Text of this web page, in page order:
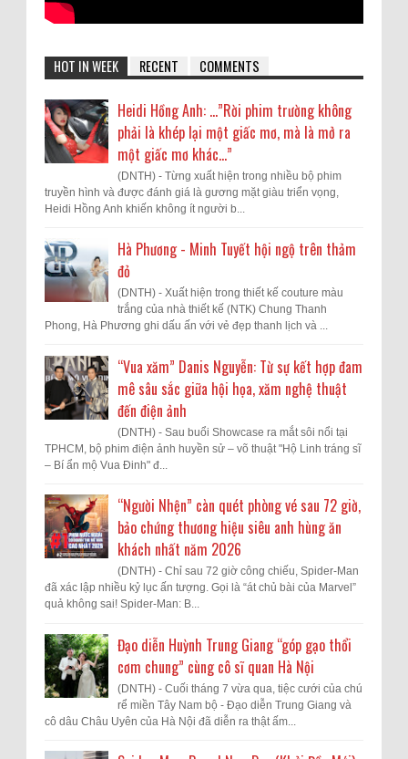
HOT IN WEEK RECENT COMMENTS
Heidi Hồng Anh: …”Rời phim trường không
phải là khép lại một giấc mơ, mà là mở ra
một giấc mơ khác...”
(DNTH) - Từng xuất hiện trong nhiều bộ phim
truyền hình và được đánh giá là gương mặt giàu triển vọng,
Heidi Hồng Anh khiến không ít người b...
Hà Phương - Minh Tuyết hội ngộ trên thảm
đỏ
(DNTH) - Xuất hiện trong thiết kế couture màu
trắng của nhà thiết kế (NTK) Chung Thanh
Phong, Hà Phương ghi dấu ấn với vẻ đẹp thanh lịch và ...
“Vua xăm” Danis Nguyễn: Từ sự kết hợp đam
mê sâu sắc giữa hội họa, xăm nghệ thuật
đến điện ảnh
(DNTH) - Sau buổi Showcase ra mắt sôi nổi tại
TPHCM, bộ phim điện ảnh huyền sử – võ thuật "Hộ Linh tráng sĩ
– Bí ẩn mộ Vua Đinh" đ...
“Người Nhện” càn quét phòng vé sau 72 giờ,
bảo chứng thương hiệu siêu anh hùng ăn
khách nhất năm 2026
(DNTH) - Chỉ sau 72 giờ công chiếu, Spider-Man
đã xác lập nhiều kỷ lục ấn tượng. Gọi là “át chủ bài của Marvel”
quả không sai! Spider-Man: B...
Đạo diễn Huỳnh Trung Giang “góp gạo thổi
cơm chung” cùng cô sĩ quan Hà Nội
(DNTH) - Cuối tháng 7 vừa qua, tiệc cưới của chú
rể miền Tây Nam bộ - Đạo diễn Trung Giang và
cô dâu Châu Uyên của Hà Nội đã diễn ra thật ấm...